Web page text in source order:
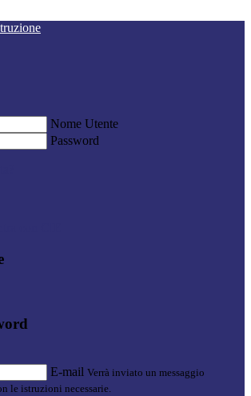
Nome Utente
Password
E-mail Verrà inviato un messaggio
le istruzioni necessarie.